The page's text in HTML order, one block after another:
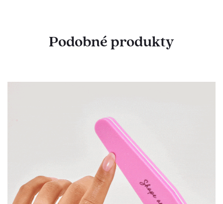
Podobné produkty